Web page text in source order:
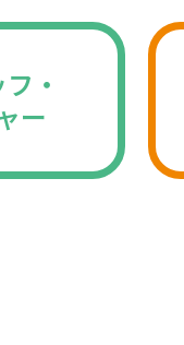
・
ー